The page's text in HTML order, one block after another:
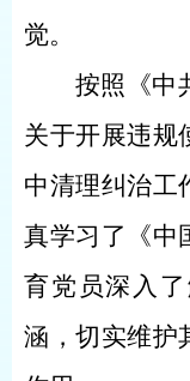
觉。
按照《中
关于开展违规
中清理纠治工
真学习了《中
育党员深入
涵，切实维护